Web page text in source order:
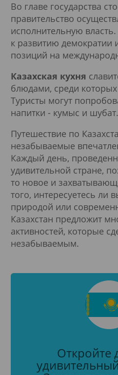
Во главе государства
правительство
исполнительную власть.
к развитию демократии
позиций на
Казахская кухня
блюдами, среди
Туристы могут
напитки - кумыс и шубат.
Путешествие по
незабываемые
Каждый день,
удивительной стране,
то новое и
того, интересуетесь ли
природой или
Казахстан предложит
активностей, которые
незабываемым.
Откройте